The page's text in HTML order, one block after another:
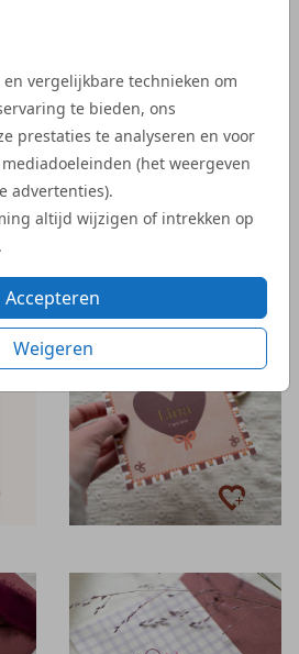
vergelijkbare technieken om
te bieden, ons
prestaties te analyseren en voor
(het weergeven
advertenties).
altijd wijzigen of intrekken op
.
Accepteren
Weigeren